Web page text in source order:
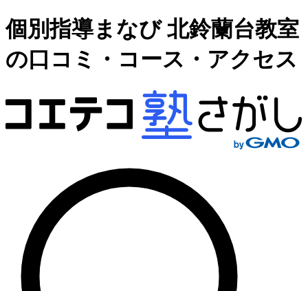
個別指導まなび 北鈴蘭台教室
の口コミ・コース・アクセス